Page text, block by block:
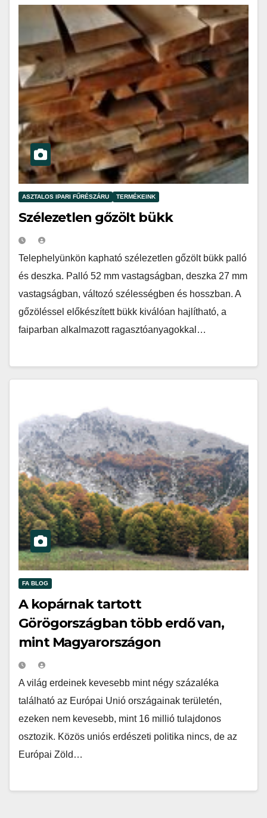
ASZTALOS IPARI FŰRÉSZÁRU TERMÉKEINK
Szélezetlen gőzölt bükk
Telephelyünkön kapható szélezetlen gőzölt bükk palló
és deszka. Palló 52 mm vastagságban, deszka 27 mm
vastagságban, változó szélességben és hosszban. A
gőzöléssel előkészített bükk kiválóan hajlítható, a
faiparban alkalmazott ragasztóanyagokkal…
FA BLOG
A kopárnak tartott
Görögországban több erdő van,
mint Magyarországon
A világ erdeinek kevesebb mint négy százaléka
található az Európai Unió országainak területén,
ezeken nem kevesebb, mint 16 millió tulajdonos
osztozik. Közös uniós erdészeti politika nincs, de az
Európai Zöld…